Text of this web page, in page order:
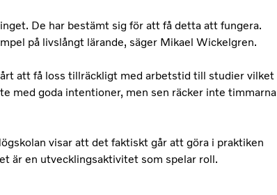
De har bestämt sig för att få detta att fungera.
på livslångt lärande, säger Mikael Wickelgren.
att få loss tillräckligt med arbetstid till studier vilket
med goda intentioner, men sen räcker inte timmarna
visar att det faktiskt går att göra i praktiken
är en utvecklingsaktivitet som spelar roll.